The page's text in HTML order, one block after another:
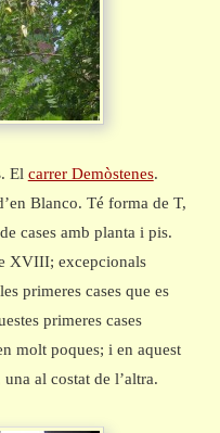
. El carrer Demòstenes.
Blanco. Té forma de T,
cases amb planta i pis.
XVIII; excepcionals
primeres cases que es
primeres cases
molt poques; i en aquest
al costat de l’altra.